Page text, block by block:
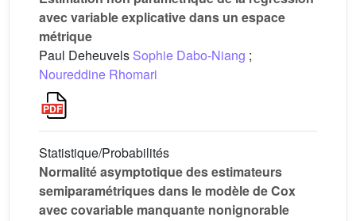
avec variable explicative dans un espace
métrique
Paul Deheuvels Sophie Dabo-Niang ;
Noureddine Rhomari
Statistique/Probabilités
Normalité asymptotique des estimateurs
semiparamétriques dans le modèle de Cox
avec covariable manquante nonignorable